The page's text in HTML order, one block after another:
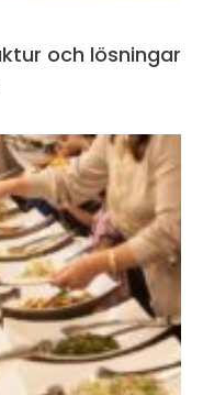
och lösningar